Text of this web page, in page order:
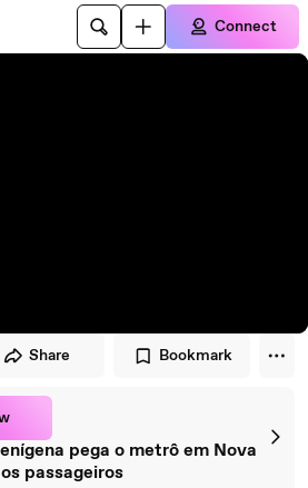
Connect
Share Bookmark
pega o metrô em Nova
passageiros